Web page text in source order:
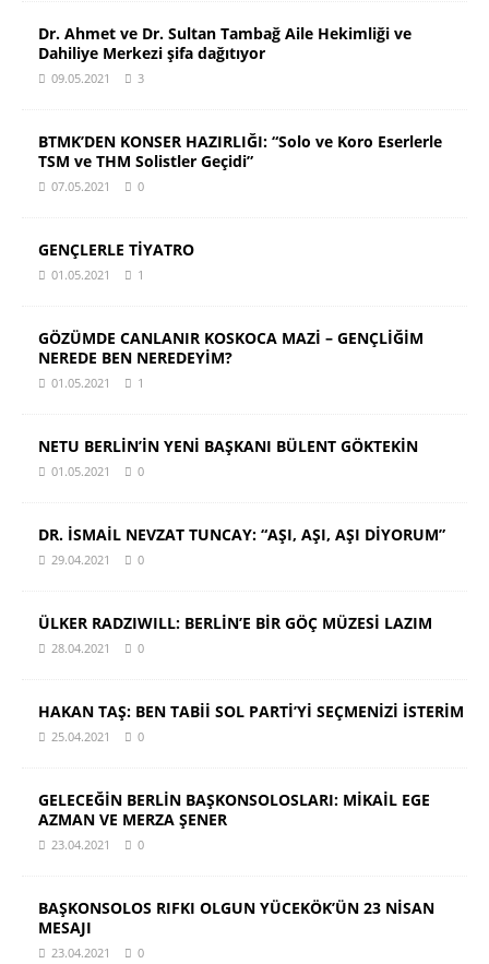
Dr. Ahmet ve Dr. Sultan Tambağ Aile Hekimliği ve
Dahiliye Merkezi şifa dağıtıyor
09.05.2021 3
BTMK’DEN KONSER HAZIRLIĞI: “Solo ve Koro Eserlerle
TSM ve THM Solistler Geçidi”
07.05.2021 0
GENÇLERLE TİYATRO
01.05.2021 1
GÖZÜMDE CANLANIR KOSKOCA MAZİ – GENÇLİĞİM
NEREDE BEN NEREDEYİM?
01.05.2021 1
NETU BERLİN’İN YENİ BAŞKANI BÜLENT GÖKTEKİN
01.05.2021 0
DR. İSMAİL NEVZAT TUNCAY: “AŞI, AŞI, AŞI DİYORUM”
29.04.2021 0
ÜLKER RADZIWILL: BERLİN’E BİR GÖÇ MÜZESİ LAZIM
28.04.2021 0
HAKAN TAŞ: BEN TABİİ SOL PARTİ’Yİ SEÇMENİZİ İSTERİM
25.04.2021 0
GELECEĞİN BERLİN BAŞKONSOLOSLARI: MİKAİL EGE
AZMAN VE MERZA ŞENER
23.04.2021 0
BAŞKONSOLOS RIFKI OLGUN YÜCEKÖK’ÜN 23 NİSAN
MESAJI
23.04.2021 0